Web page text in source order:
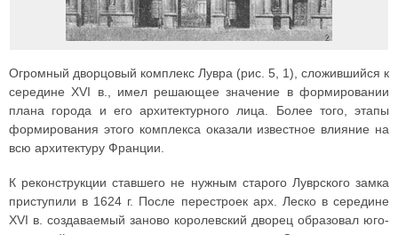
Огромный дворцовый комплекс Лувра (рис. 5, 1), сложившийся к
середине XVI в., имел решающее значение в формировании
плана города и его архитектурного лица. Более того, этапы
формирования этого комплекса оказали известное влияние на
всю архитектуру Франции.
К реконструкции ставшего не нужным старого Луврского замка
приступили в 1624 г. После перестроек арх. Леско в середине
XVI в. создаваемый заново королевский дворец образовал юго-